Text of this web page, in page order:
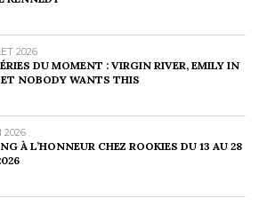
2026
DU MOMENT : VIRGIN RIVER, EMILY IN
ET NOBODY WANTS THIS
2026
À L’HONNEUR CHEZ ROOKIES DU 13 AU 28